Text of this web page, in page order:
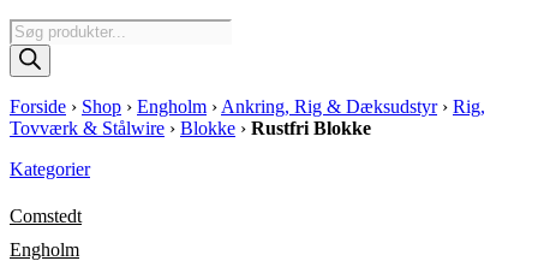
Products
search
Forside › Shop › Engholm › Ankring, Rig & Dæksudstyr› Rig,
Tovværk & Stålwire › Blokke › Rustfri Blokke
Kategorier
Comstedt
Engholm